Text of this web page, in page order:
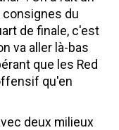
consignes du
de finale, c'est
va aller là-bas
que les Red
qu'en
deux milieux